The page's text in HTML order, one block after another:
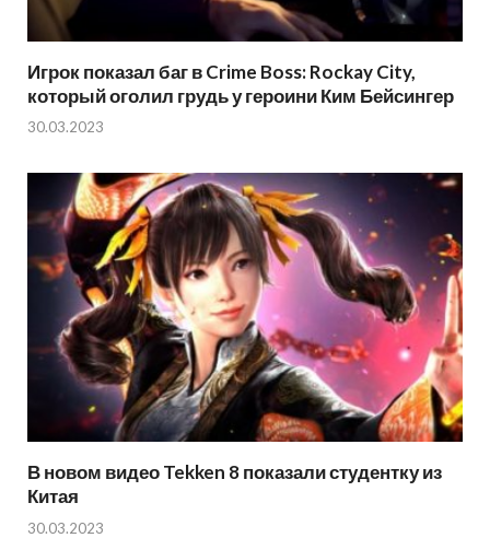
Игрок показал баг в Crime Boss: Rockay City,
который оголил грудь у героини Ким Бейсингер
30.03.2023
В новом видео Tekken 8 показали студентку из
Китая
30.03.2023